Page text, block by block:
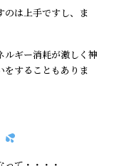
のは上手ですし、ま
ルギー消耗が激しく神
をすることもありま